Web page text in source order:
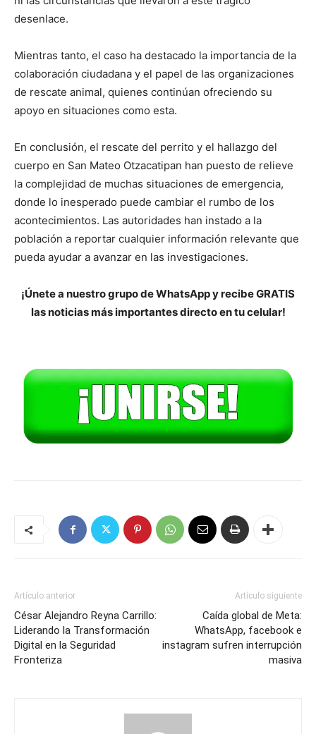
desenlace.
Mientras tanto, el caso ha destacado la importancia de la
colaboración ciudadana y el papel de las organizaciones
de rescate animal, quienes continúan ofreciendo su
apoyo en situaciones como esta.
En conclusión, el rescate del perrito y el hallazgo del
cuerpo en San Mateo Otzacatipan han puesto de relieve
la complejidad de muchas situaciones de emergencia,
donde lo inesperado puede cambiar el rumbo de los
acontecimientos. Las autoridades han instado a la
población a reportar cualquier información relevante que
pueda ayudar a avanzar en las investigaciones.
¡Únete a nuestro grupo de WhatsApp y recibe GRATIS
las noticias más importantes directo en tu celular!
Artículo anterior
César Alejandro Reyna Carrillo:
Liderando la Transformación
Digital en la Seguridad
Fronteriza
Artículo siguiente
Caída global de Meta:
WhatsApp, facebook e
instagram sufren interrupción
masiva